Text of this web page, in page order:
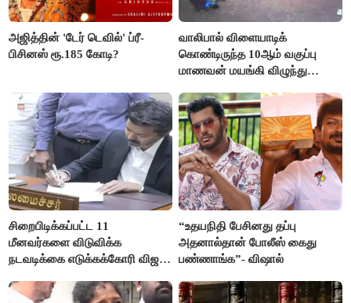
அஜித்தின் 'டேர் டெவில்' ப்ரீ-
பிசினஸ் ரூ.185 கோடி?
வாலிபால் விளையாடிக்
கொண்டிருந்த 10ஆம் வகுப்பு
மாணவன் மயங்கி விழுந்து
சிறைபிடிக்கப்பட்ட 11
மீனவர்களை விடுவிக்க
நடவடிக்கை எடுக்கக்கோரி விஜய்
“உதயநிதி பேசினது தப்பு
அதனால்தான் போலீஸ் கைது
பண்ணாங்க”- விஷால்